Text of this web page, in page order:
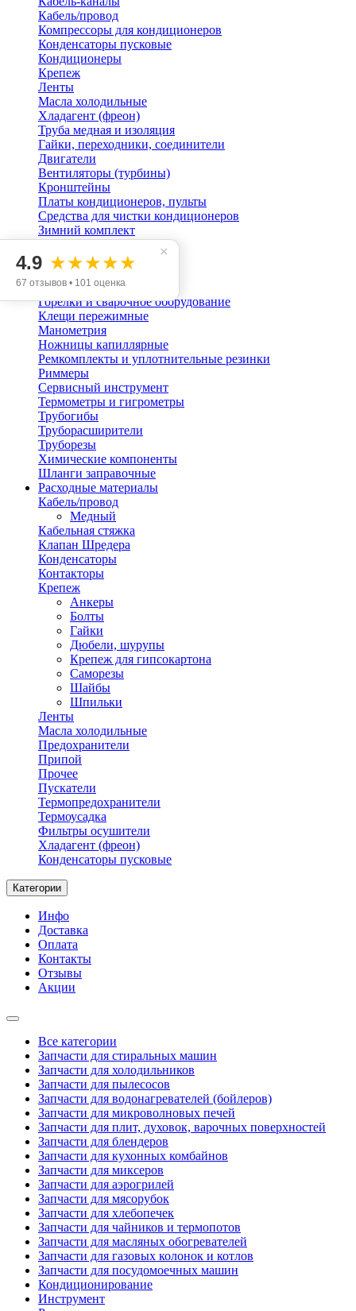
Кабель/провод
Компрессоры для кондиционеров
Конденсаторы пусковые
Кондиционеры
Крепеж
Ленты
Масла холодильные
Хладагент (фреон)
Труба медная и изоляция
Гайки, переходники, соединители
Двигатели
Вентиляторы (турбины)
Кронштейны
Платы кондиционеров, пульты
Средства для чистки кондиционеров
Зимний комплект
Инструмент
Вакуумные насосы
Вальцовка
Вольтметры, амперметры
Горелки и сварочное оборудование
Клещи пережимные
Манометрия
Ножницы капиллярные
Ремкомплекты и уплотнительные резинки
Риммеры
Сервисный инструмент
Термометры и гигрометры
Трубогибы
Труборасширители
Труборезы
Химические компоненты
Шланги заправочные
Расходные материалы
Кабель/провод
Медный
Кабельная стяжка
Клапан Шредера
Конденсаторы
Контакторы
Крепеж
Анкеры
Болты
Гайки
Дюбели, шурупы
Крепеж для гипсокартона
Саморезы
Шайбы
Шпильки
Ленты
Масла холодильные
Предохранители
Припой
Прочее
Пускатели
Термопредохранители
Термоусадка
Фильтры осушители
Хладагент (фреон)
Конденсаторы пусковые
Категории
Инфо
Доставка
Оплата
Контакты
Отзывы
Акции
Все категории
Запчасти для стиральных машин
Запчасти для холодильников
Запчасти для пылесосов
Запчасти для водонагревателей (бойлеров)
Запчасти для микроволновых печей
Запчасти для плит, духовок, варочных поверхностей
Запчасти для блендеров
Запчасти для кухонных комбайнов
Запчасти для миксеров
Запчасти для аэрогрилей
Запчасти для мясорубок
Запчасти для хлебопечек
Запчасти для чайников и термопотов
Запчасти для масляных обогревателей
Запчасти для газовых колонок и котлов
Запчасти для посудомоечных машин
Кондиционирование
Инструмент
×
4.9 ★★★★★
67 отзывов • 101 оценка